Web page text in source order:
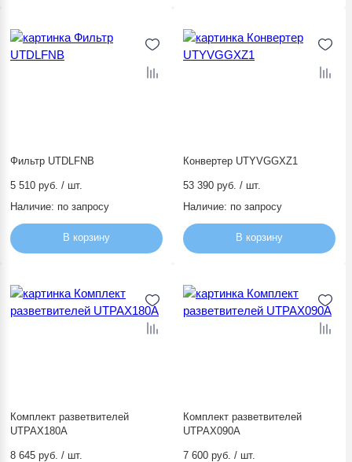
Фильтр UTDLFNB
5 510 руб. / шт.
Наличие: по запросу
В корзину
Конвертер UTYVGGXZ1
53 390 руб. / шт.
Наличие: по запросу
В корзину
Комплект разветвителей
UTPAX180A
8 645 руб. / шт.
Комплект разветвителей
UTPAX090A
7 600 руб. / шт.